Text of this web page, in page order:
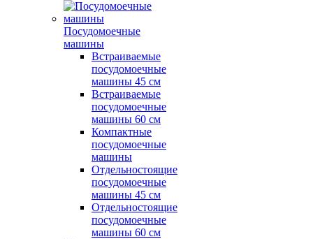
Посудомоечные
машины
Встраиваемые
посудомоечные
машины 45 см
Встраиваемые
посудомоечные
машины 60 см
Компактные
посудомоечные
машины
Отдельностоящие
посудомоечные
машины 45 см
Отдельностоящие
посудомоечные
машины 60 см